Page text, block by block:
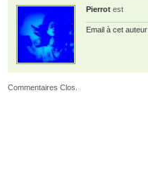
Pierrot est
Email à cet auteur
Commentaires Clos.